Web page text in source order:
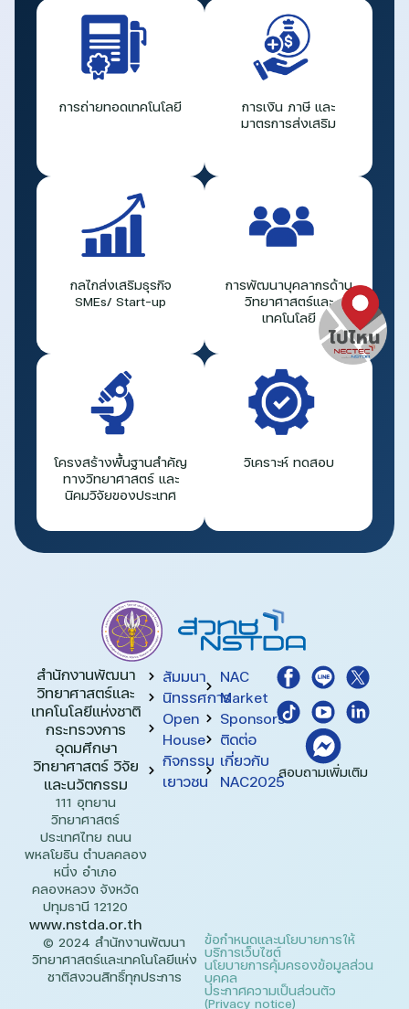
การถ่ายทอดเทคโนโลยี
การเงิน ภาษี และ
มาตรการส่งเสริม
กลไกส่งเสริมธุรกิจ
SMEs/ Start-up
การพัฒนาบุคลากรด้าน
วิทยาศาสตร์และ
เทคโนโลยี
โครงสร้างพื้นฐานสำคัญ
ทางวิทยาศาสตร์ และ
นิคมวิจัยของประเทศ
วิเคราะห์ ทดสอบ
สำนักงานพัฒนา
วิทยาศาสตร์และ
เทคโนโลยีแห่งชาติ​
กระทรวงการ
อุดมศึกษา
วิทยาศาสตร์ วิจัย
และนวัตกรรม
111 อุทยาน
วิทยาศาสตร์
ประเทศไทย ถนน
พหลโยธิน ตำบลคลอง
หนึ่ง อำเภอ
คลองหลวง จังหวัด
ปทุมธานี 12120
www.nstda.or.th
สัมมนา
นิทรรศการ
Open
House
กิจกรรม
เยาวชน
NAC
Market
Sponsors
ติดต่อ
เกี่ยวกับ
NAC2025สอบถามเพิ่มเติม
© 2024 สำนักงานพัฒนา
วิทยาศาสตร์และเทคโนโลยีแห่ง
ชาติสงวนสิทธิ์ทุกประการ
ข้อกำหนดและนโยบายการให้
บริการเว็บไซต์
นโยบายการคุ้มครองข้อมูลส่วน
บุคคล
ประกาศความเป็นส่วนตัว
(Privacy notice)